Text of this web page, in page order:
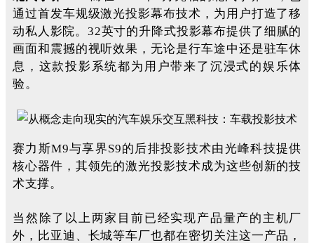
通过首发车规级激光投影幕布技术，为用户打造了移
动私人影院。32英寸的升降式投影幕布提供了细腻的
画面和震撼的视听效果，无论是行车途中还是驻车休
息，这款投影系统都为用户带来了沉浸式的娱乐体
验。
赛力斯M9与享界S9的后排投影技术由光峰科技提供
核心器件，其领先的激光投影技术成为这些创新的技
术支撑。
当然除了以上两家目前已经实现产品量产的主机厂
外，比亚迪、长城等车厂也都在密切关注这一产品，